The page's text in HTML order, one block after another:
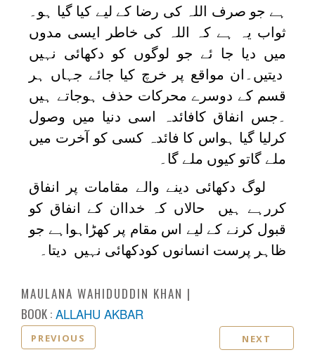
ہے جو صرف اللہ کی رضا کے لیے کیا گیا ہو۔
ثواب یہ ہے کہ اللہ کی خاطر ایسی مدوں
میں دیا جا ئے جو لوگوں کو دکھائی نہیں
دیتیں۔ان مواقع پر خرچ کیا جائے جہاں ہر
قسم کے دوسرے محرکات حذف ہوجاتے ہیں
۔جس انفاق کافائدہ اسی دنیا میں وصول
کرلیا گیا ہواس کا فائدہ کسی کو آخرت میں
ملے گاتو کیوں ملے گا۔
لوگ دکھائی دینے والے مقامات پر انفاق
کررہے ہیں حالاں کہ خداان کے انفاق کو
قبول کرنے کے لیے اس مقام پر کھڑاہواہے جو
ظاہر پرست انسانوں کودکھائی نہیں دیتا۔
MAULANA WAHIDUDDIN KHAN
BOOK : ALLAHU AKBAR
PREVIOUS NEXT